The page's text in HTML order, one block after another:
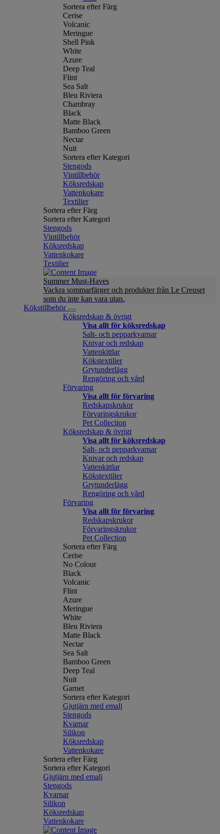
Sortera efter Färg
Cerise
Volcanic
Meringue
Shell Pink
White
Azure
Deep Teal
Flint
Sea Salt
Bleu Riviera
Chambray
Black
Matte Black
Bamboo Green
Nectar
Nuit
Sortera efter Kategori
Stengods
Vintillbehör
Köksredskap
Vattenkokare
Textilier
Sortera efter Färg
Sortera efter Kategori
Stengods
Vintillbehör
Köksredskap
Vattenkokare
Textilier
Summer Must-Haves
Vackra sommarfärger och produkter från Le Creuset
som du inte kan vara utan.
Kökstillbehör
Köksredskap & övrigt
Visa allt för köksredskap
Salt- och pepparkvarnar
Knivar och redskap
Vattenkittlar
Kökstextilier
Grytunderlägg
Rengöring och vård
Förvaring
Visa allt för förvaring
Redskapskrukor
Förvaringskrukor
Pet Collection
Köksredskap & övrigt
Visa allt för köksredskap
Salt- och pepparkvarnar
Knivar och redskap
Vattenkittlar
Kökstextilier
Grytunderlägg
Rengöring och vård
Förvaring
Visa allt för förvaring
Redskapskrukor
Förvaringskrukor
Pet Collection
Sortera efter Färg
Cerise
No Colour
Black
Volcanic
Flint
Azure
Meringue
White
Bleu Riviera
Matte Black
Nectar
Sea Salt
Bamboo Green
Deep Teal
Nuit
Garnet
Sortera efter Kategori
Gjutjärn med emalj
Stengods
Kvarnar
Silikon
Köksredskap
Vattenkokare
Sortera efter Färg
Sortera efter Kategori
Gjutjärn med emalj
Stengods
Kvarnar
Silikon
Köksredskap
Vattenkokare